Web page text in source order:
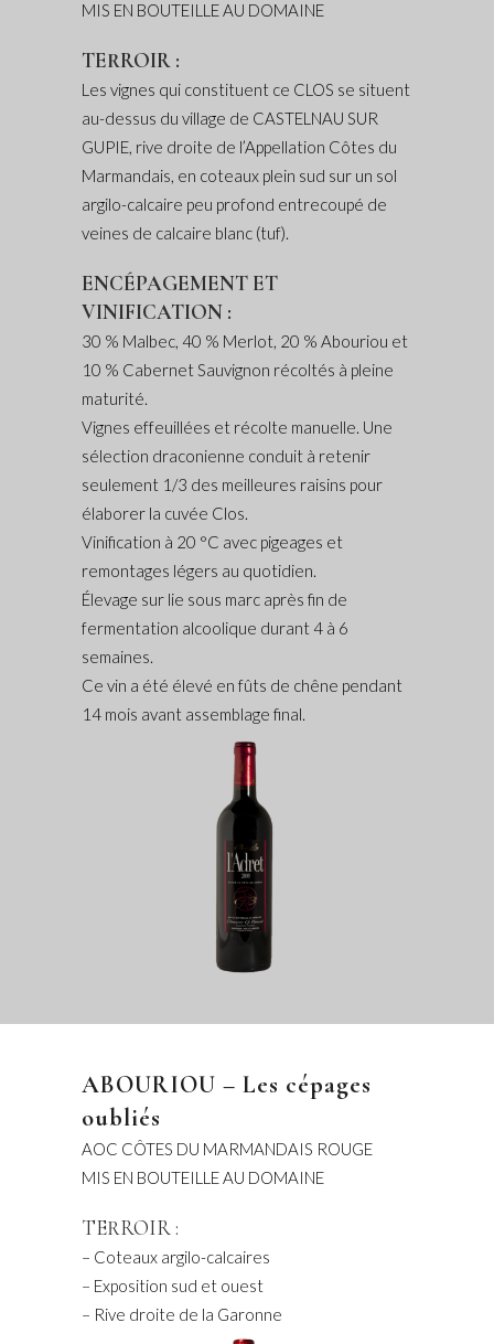
MIS EN BOUTEILLE AU DOMAINE
TERROIR :
Les vignes qui constituent ce CLOS se situent
au-dessus du village de CASTELNAU SUR
GUPIE, rive droite de l’Appellation Côtes du
Marmandais, en coteaux plein sud sur un sol
argilo-calcaire peu profond entrecoupé de
veines de calcaire blanc (tuf).
ENCÉPAGEMENT ET
VINIFICATION :
30 % Malbec, 40 % Merlot, 20 % Abouriou et
10 % Cabernet Sauvignon récoltés à pleine
maturité.
Vignes effeuillées et récolte manuelle. Une
sélection draconienne conduit à retenir
seulement 1/3 des meilleures raisins pour
élaborer la cuvée Clos.
Vinification à 20 °C avec pigeages et
remontages légers au quotidien.
Élevage sur lie sous marc après fin de
fermentation alcoolique durant 4 à 6
semaines.
Ce vin a été élevé en fûts de chêne pendant
14 mois avant assemblage final.
ABOURIOU – Les cépages
oubliés
AOC CÔTES DU MARMANDAIS ROUGE
MIS EN BOUTEILLE AU DOMAINE
TERROIR :
– Coteaux argilo-calcaires
– Exposition sud et ouest
– Rive droite de la Garonne